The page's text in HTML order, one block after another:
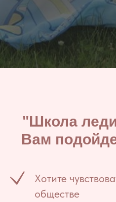
"Школа
Вам
Хотите
обществе